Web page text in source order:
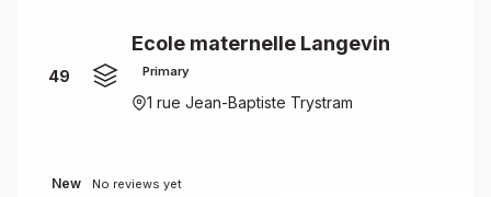
49
Ecole maternelle Langevin
Primary
1 rue Jean-Baptiste Trystram
New No reviews yet